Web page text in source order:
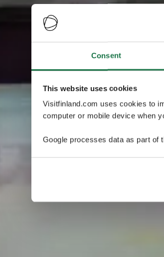
Consent
This website uses cookies
Visitfinland.com uses cookies to
computer or mobile device when
Google processes data as part of